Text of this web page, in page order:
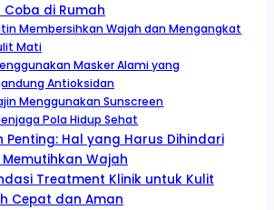
Coba di Rumah
Membersihkan Wajah dan Mengangkat
Mati
Masker Alami yang
Antioksidan
Menggunakan Sunscreen
Pola Hidup Sehat
Hal yang Harus Dihindari
Wajah
Treatment Klinik untuk Kulit
Cepat dan Aman